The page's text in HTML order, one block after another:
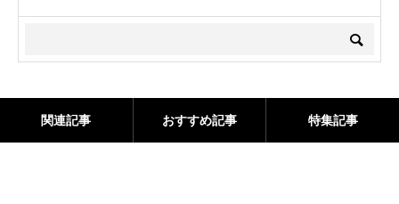
関連記事 おすすめ記事 特集記事